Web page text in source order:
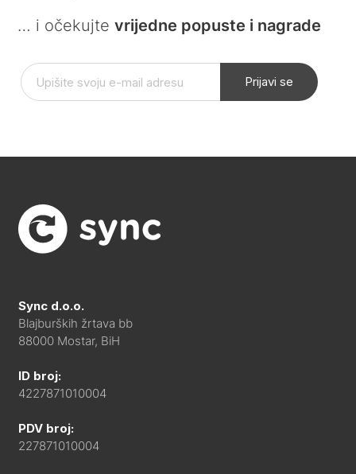
… i očekujte vrijedne popuste i nagrade
Prijavi se
Sync d.o.o.
Blajburških žrtava bb
88000 Mostar, BiH
ID broj:
4227871010004
PDV broj:
227871010004